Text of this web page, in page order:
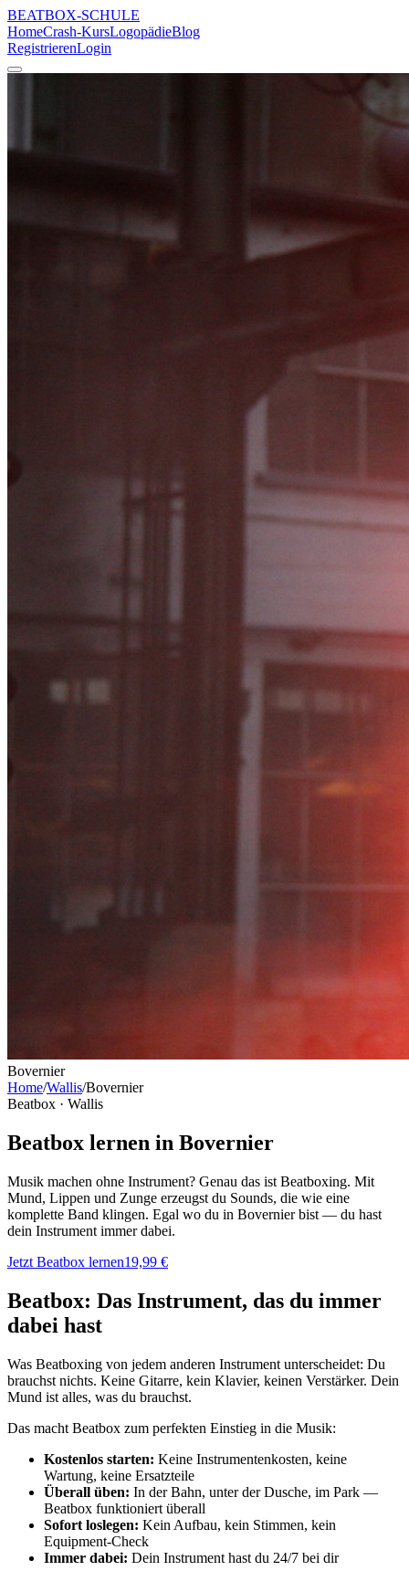
BEATBOX-SCHULE
HomeCrash-KursLogopädieBlog
RegistrierenLogin
Bovernier
Home/Wallis/Bovernier
Beatbox · Wallis
Beatbox lernen in Bovernier
Musik machen ohne Instrument? Genau das ist Beatboxing. Mit
Mund, Lippen und Zunge erzeugst du Sounds, die wie eine
komplette Band klingen. Egal wo du in Bovernier bist — du hast
dein Instrument immer dabei.
Jetzt Beatbox lernen19,99 €
Beatbox: Das Instrument, das du immer
dabei hast
Was Beatboxing von jedem anderen Instrument unterscheidet: Du
brauchst nichts. Keine Gitarre, kein Klavier, keinen Verstärker. Dein
Mund ist alles, was du brauchst.
Das macht Beatbox zum perfekten Einstieg in die Musik:
Kostenlos starten: Keine Instrumentenkosten, keine
Wartung, keine Ersatzteile
Überall üben: In der Bahn, unter der Dusche, im Park —
Beatbox funktioniert überall
Sofort loslegen: Kein Aufbau, kein Stimmen, kein
Equipment-Check
Immer dabei: Dein Instrument hast du 24/7 bei dir